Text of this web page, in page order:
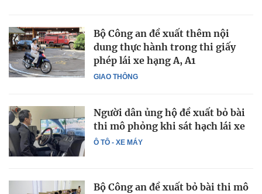
GIAO THÔNG
Bộ Công an đề xuất thêm nội
dung thực hành trong thi giấy
phép lái xe hạng A, A1
Ô TÔ - XE MÁY
Người dân ủng hộ đề xuất bỏ bài
thi mô phỏng khi sát hạch lái xe
Bộ Công an đề xuất bỏ bài thi mô